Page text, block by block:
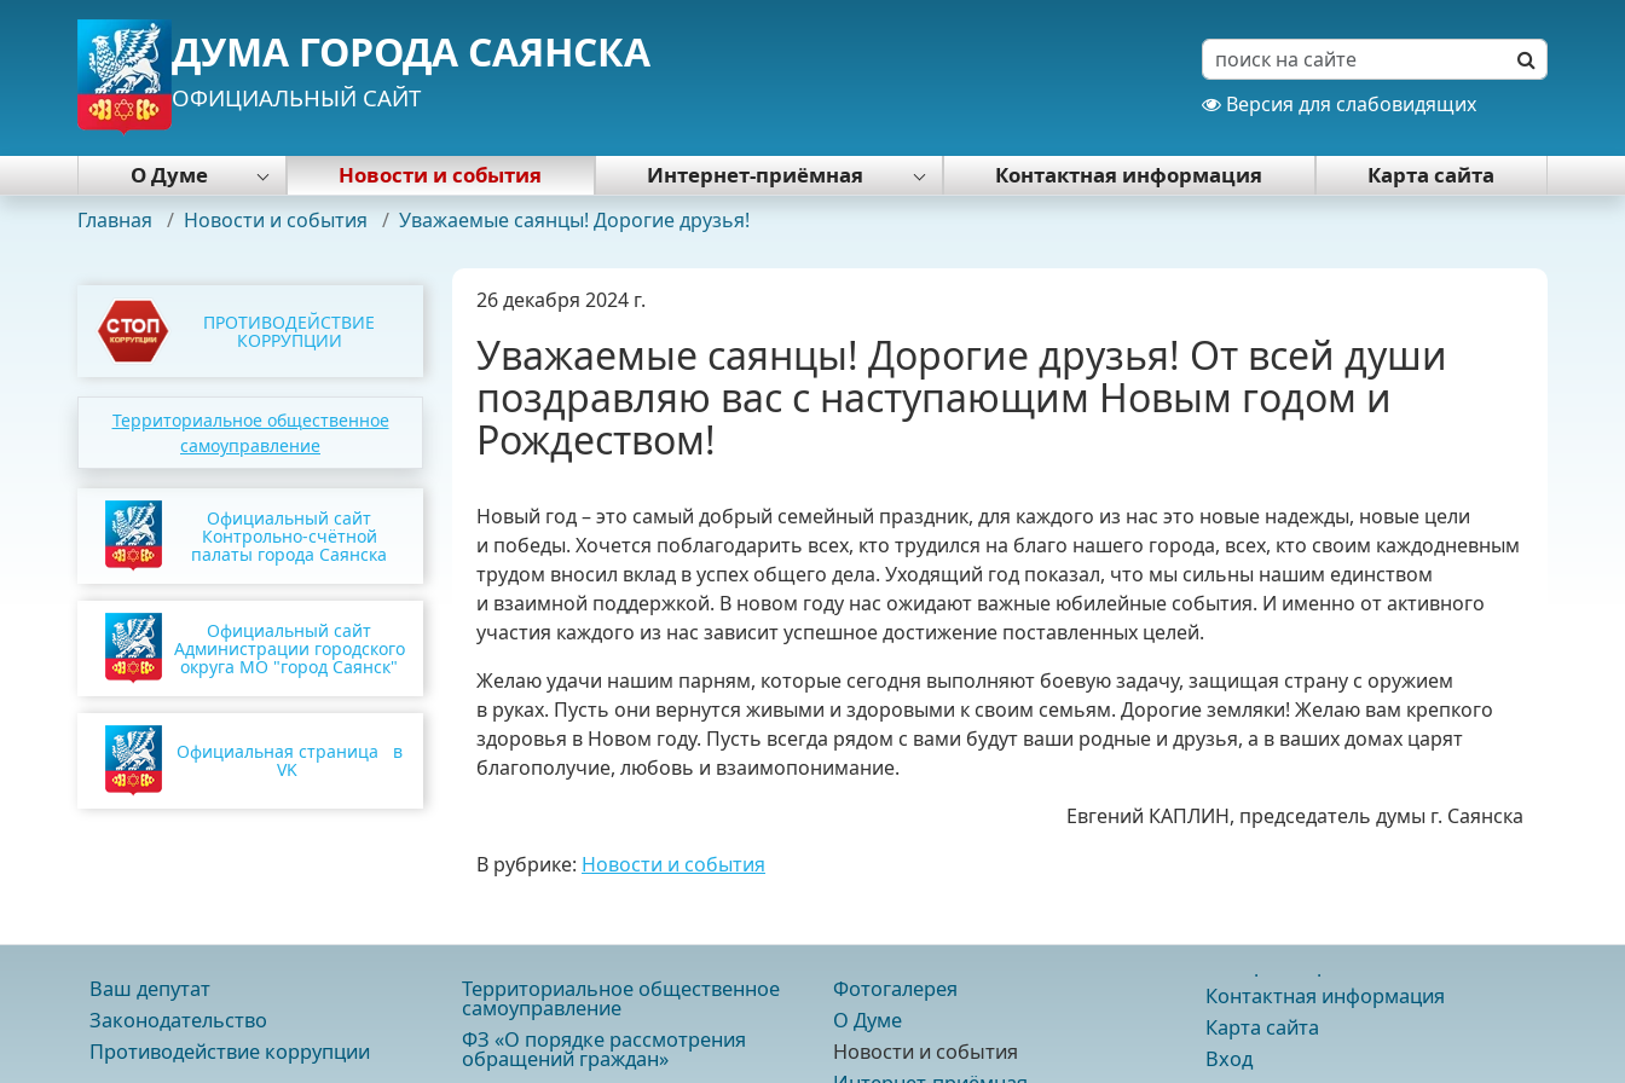
ДУМА ГОРОДА САЯНСКА
ОФИЦИАЛЬНЫЙ САЙТ Версия для слабовидящих
О Думе
Деятельность Думы
Почетная грамота Думы
Председатель Думы
Фракции
Аппарат
Новости и события Интернет-приёмная
Политика обработки персональных
данных
Контактная информация Карта сайта
Главная / Новости и события / Уважаемые саянцы! Дорогие друзья!
26 декабря 2024 г.
Уважаемые саянцы! Дорогие друзья! От всей души
поздравляю вас с наступающим Новым годом и
Рождеством!
Новый год – это самый добрый семейный праздник, для каждого из нас это новые надежды, новые цели
и победы. Хочется поблагодарить всех, кто трудился на благо нашего города, всех, кто своим каждодневным
трудом вносил вклад в успех общего дела. Уходящий год показал, что мы сильны нашим единством
и взаимной поддержкой. В новом году нас ожидают важные юбилейные события. И именно от активного
участия каждого из нас зависит успешное достижение поставленных целей.
Желаю удачи нашим парням, которые сегодня выполняют боевую задачу, защищая страну с оружием
в руках. Пусть они вернутся живыми и здоровыми к своим семьям. Дорогие земляки! Желаю вам крепкого
здоровья в Новом году. Пусть всегда рядом с вами будут ваши родные и друзья, а в ваших домах царят
благополучие, любовь и взаимопонимание.
Евгений КАПЛИН, председатель думы г. Саянска
В рубрике: Новости и события
ПРОТИВОДЕЙСТВИЕ
КОРРУПЦИИ
Территориальное общественное
самоуправление
Официальный сайт
Контрольно-счётной
палаты города Саянска
Официальный сайт
Администрации городского
округа МО "город Саянск"
Официальная страница в
VK
Ваш депутат
Законодательство
Противодействие коррупции
Территориальное общественное
самоуправление
ФЗ «О порядке рассмотрения
обращений граждан»
Фотогалерея
О Думе
Новости и события
Контактная информация
Карта сайта
Вход